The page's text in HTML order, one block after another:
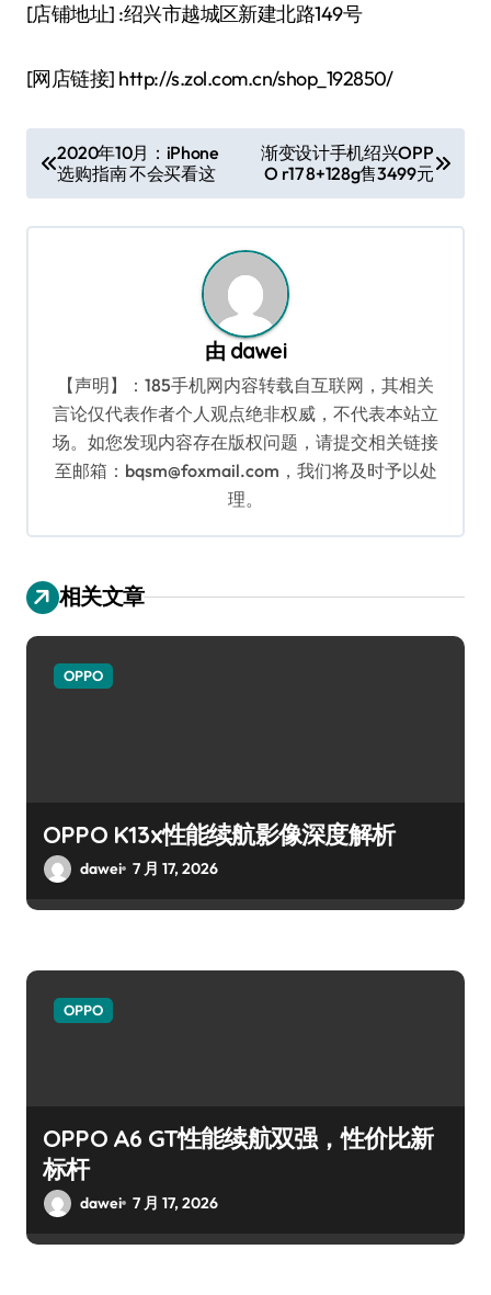
[店铺地址] :绍兴市越城区新建北路149号
[网店链接] http://s.zol.com.cn/shop_192850/
章
导
2020年10月：iPhone
选购指南 不会买看这
渐变设计手机绍兴OPP
O r17 8+128g售3499元
由 dawei
【声明】：185手机网内容转载自互联网，其相关
言论仅代表作者个人观点绝非权威，不代表本站立
场。如您发现内容存在版权问题，请提交相关链接
至邮箱：bqsm@foxmail.com，我们将及时予以处
理。
相关文章
OPPO
OPPO K13x性能续航影像深度解析
dawei 7 月 17, 2026
OPPO
OPPO A6 GT性能续航双强，性价比新
标杆
dawei 7 月 17, 2026